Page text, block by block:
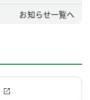
お知らせ一覧へ